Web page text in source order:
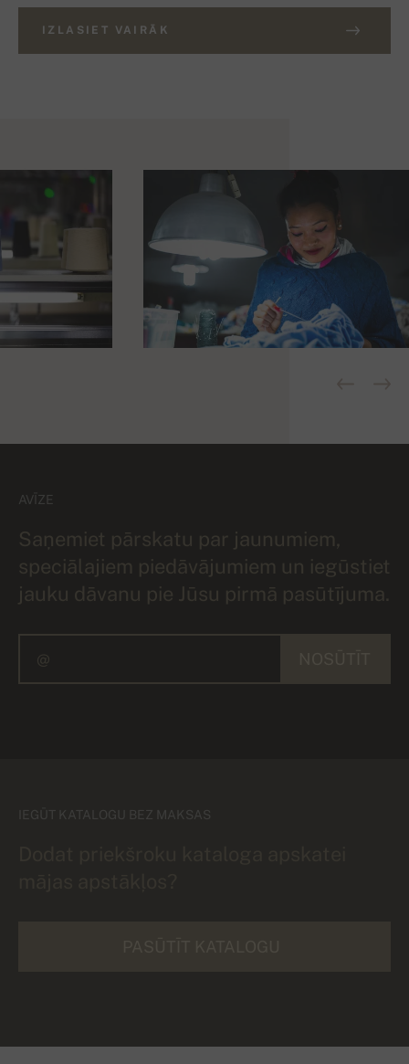
IZLASIET VAIRĀK
AVĪZE
Saņemiet pārskatu par jaunumiem,
speciālajiem piedāvājumiem un iegūstiet
jauku dāvanu pie Jūsu pirmā pasūtījuma.
IEGŪT KATALOGU BEZ MAKSAS